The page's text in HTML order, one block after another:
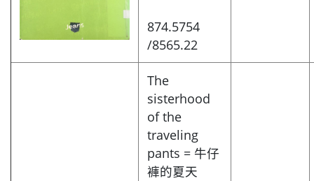
874.5754
/8565.22
The
sisterhood
of the
traveling
pants = 牛仔
褲的夏天